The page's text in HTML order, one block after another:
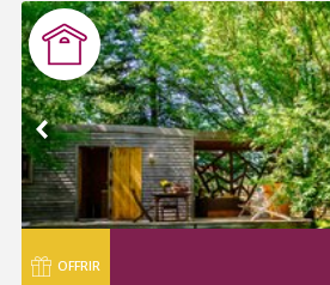
OFFRIR